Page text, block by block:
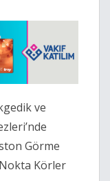
ve
Görme
Körler